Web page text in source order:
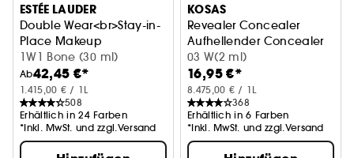
ESTÉE LAUDER
Double Wear<br>Stay-in-
Place Makeup
Makeup <br>
1W1 Bone (30 ml)
Ab42,45 €*
1.415,00 € / 1L
508
Erhältlich in 24 Farben
*Inkl. MwSt. und zzgl.Versand
KOSAS
Revealer Concealer
Aufhellender Concealer
03 W(2 ml)
16,95 €*
8.475,00 € / 1L
368
Erhältlich in 6 Farben
*Inkl. MwSt. und zzgl.Versand